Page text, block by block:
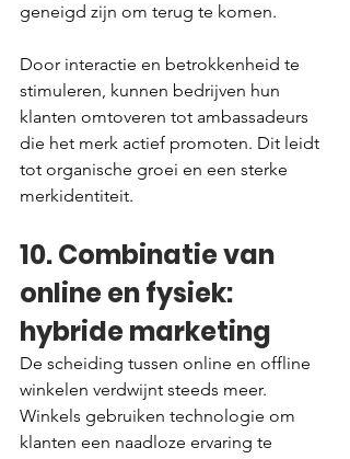
geneigd zijn om terug te komen.
Door interactie en betrokkenheid te
stimuleren, kunnen bedrijven hun
klanten omtoveren tot ambassadeurs
die het merk actief promoten. Dit leidt
tot organische groei en een sterke
merkidentiteit.
10. Combinatie van
online en fysiek:
hybride marketing
De scheiding tussen online en offline
winkelen verdwijnt steeds meer.
Winkels gebruiken technologie om
klanten een naadloze ervaring te